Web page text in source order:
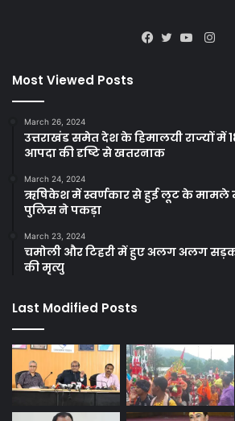
Most Viewed Posts
March 26, 2024
उत्तराखंड समेत देश के हिमालयी राज्यों में
आपदा की दृष्टि से खतरनाक
March 24, 2024
ऋषिकेश में स्वर्णकार से हुई लूट के मामले
पुलिस ने पकड़ा
March 23, 2024
चमोली और टिहरी में हुए अलग अलग सड़क
की मृत्यु
Last Modified Posts